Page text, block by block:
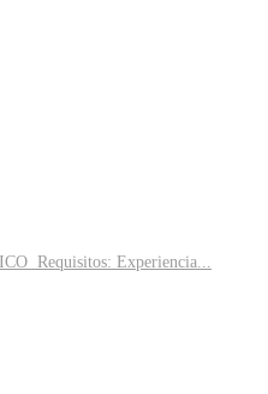
Requisitos: Experiencia...